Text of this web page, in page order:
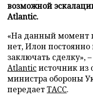
возможной
Atlantic.
«На данный момент
нет, Илон постоянно
заключать сделку»,
Atlanticисточник из
министра обороны
передаетТАСС.